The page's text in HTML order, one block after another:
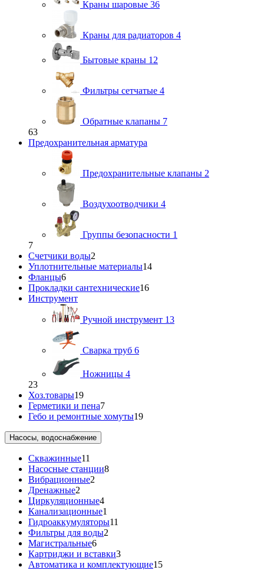
Краны шаровые 36
Краны для радиаторов 4
Бытовые краны 12
Фильтры сетчатые 4
Обратные клапаны 7
63
Предохранительная арматура
Предохранительные клапаны 2
Воздухоотводчики 4
Группы безопасности 1
7
Счетчики воды2
Уплотнительные материалы14
Фланцы6
Прокладки сантехнические16
Инструмент
Ручной инструмент 13
Сварка труб 6
Ножницы 4
23
Хоз.товары19
Герметики и пена7
Гебо и ремонтные хомуты19
Насосы, водоснабжение
Скважинные11
Насосные станции8
Вибрационные2
Дренажные2
Циркуляционные4
Канализационные1
Гидроаккумуляторы11
Фильтры для воды2
Магистральные6
Картриджи и вставки3
Автоматика и комплектующие15